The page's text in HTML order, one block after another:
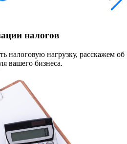
налогов
налоговую нагрузку, расскажем об
вашего бизнеса.